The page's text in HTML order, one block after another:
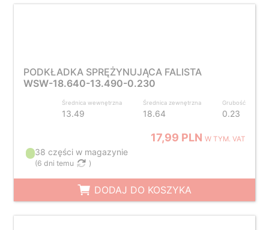
PODKŁADKA SPRĘŻYNUJĄCA FALISTA
WSW-18.640-13.490-0.230
Średnica wewnętrzna
13.49
Średnica zewnętrzna
18.64
Grubość
0.23
17,99 PLNW TYM. VAT
38 części w magazynie
(6 dni temu )
DODAJ DO KOSZYKA